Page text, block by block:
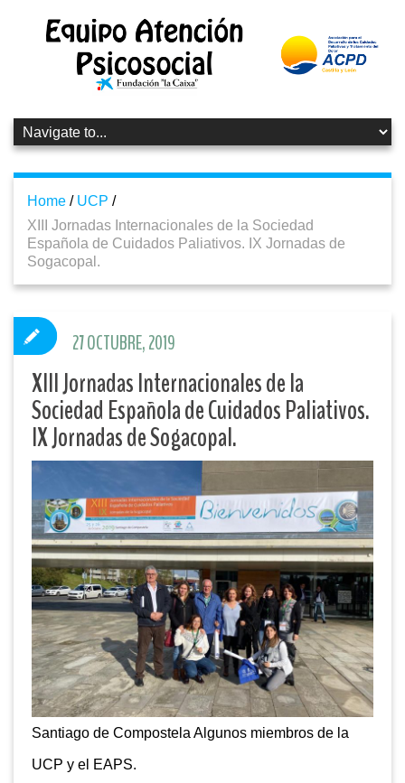
Home / UCP /
XIII Jornadas Internacionales de la Sociedad
Española de Cuidados Paliativos. IX Jornadas de
Sogacopal.
XIII Jornadas Internacionales de la
Sociedad Española de Cuidados Paliativos.
IX Jornadas de Sogacopal.
Santiago de Compostela Algunos miembros de la
UCP y el EAPS.
27 OCTUBRE, 2019